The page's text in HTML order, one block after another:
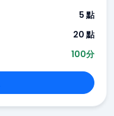
5 點
20 點
100分